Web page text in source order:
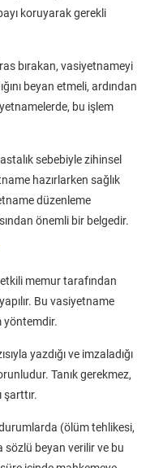
koruyarak gerekli
bırakan, vasiyetnameyi
beyan etmeli, ardından
bu işlem
sebebiyle zihinsel
hazırlarken sağlık
düzenleme
önemli bir belgedir.
memur tarafından
Bu vasiyetname
yöntemdir.
yazdığı ve imzaladığı
Tanık gerekmez,
şarttır.
(ölüm tehlikesi,
sözlü beyan verilir ve bu